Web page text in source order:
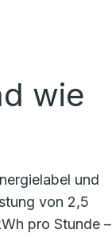
wie
und
von 2,5
pro Stunde –